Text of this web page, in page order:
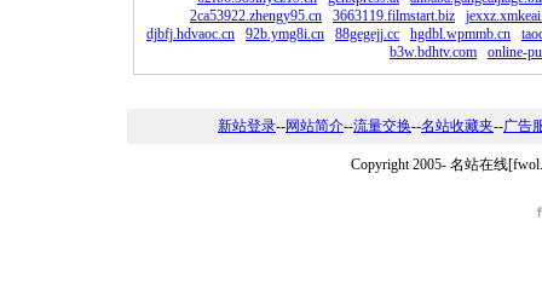
2ca53922.zhengy95.cn
3663119.filmstart.biz
djbfj.hdvaoc.cn
92b.ymg8i.cn 88gegejj.cc hgdbl.wpmmb.cn
b3w.bdhtv.com
online-
新站登录--网站简介--流量交换--名站收藏夹--广告
Copyright 2005- 名站在线